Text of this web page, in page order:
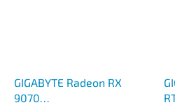
GIGABYTE Radeon RX
9070